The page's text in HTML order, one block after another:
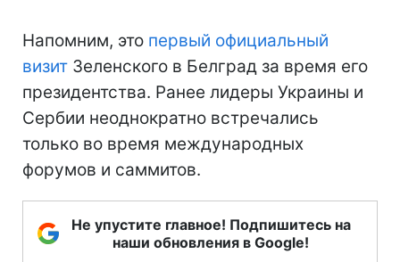
Напомним, это первый официальный
визит Зеленского в Белград за время его
президентства. Ранее лидеры Украины и
Сербии неоднократно встречались
только во время международных
форумов и саммитов.
Не упустите главное! Подпишитесь на
наши обновления в Google!